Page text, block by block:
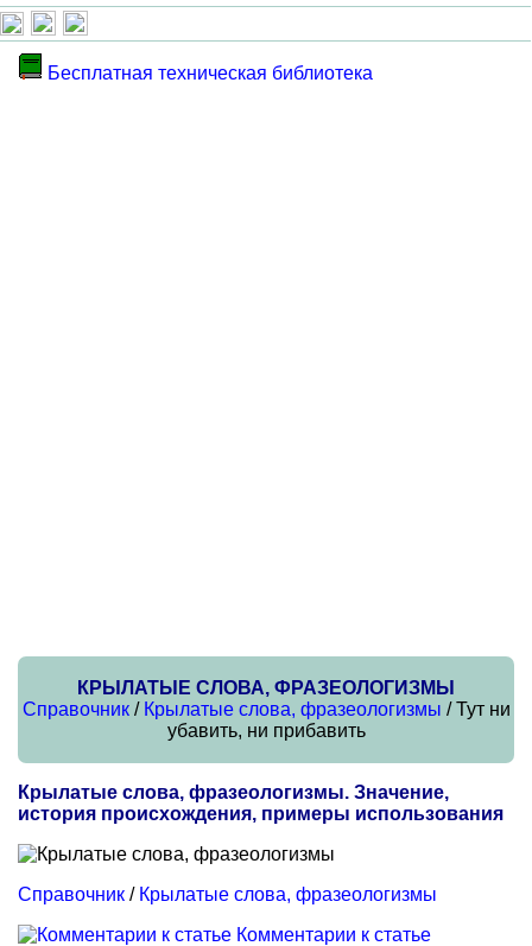
Бесплатная техническая библиотека
КРЫЛАТЫЕ СЛОВА, ФРАЗЕОЛОГИЗМЫ
Справочник/ Крылатые слова, фразеологизмы / Тут ни
убавить, ни прибавить
Крылатые слова, фразеологизмы. Значение,
история происхождения, примеры использования
Справочник / Крылатые слова, фразеологизмы
Комментарии к статье